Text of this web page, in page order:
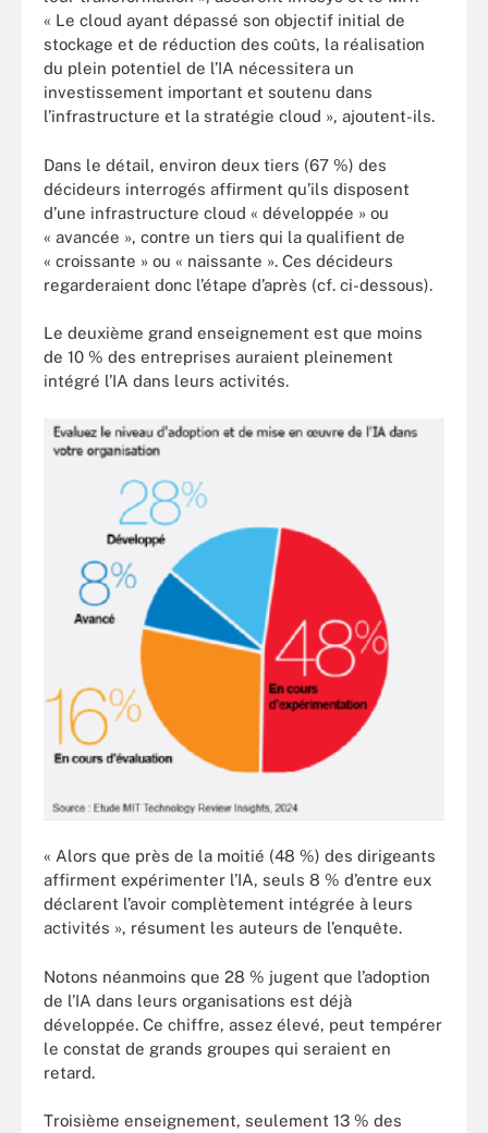
« Le cloud ayant dépassé son objectif initial de
stockage et de réduction des coûts, la réalisation
du plein potentiel de l’IA nécessitera un
investissement important et soutenu dans
l’infrastructure et la stratégie cloud », ajoutent-ils.
Dans le détail, environ deux tiers (67 %) des
décideurs interrogés affirment qu’ils disposent
d’une infrastructure cloud « développée » ou
« avancée », contre un tiers qui la qualifient de
« croissante » ou « naissante ». Ces décideurs
regarderaient donc l’étape d’après (cf. ci-dessous).
Le deuxième grand enseignement est que moins
de 10 % des entreprises auraient pleinement
intégré l’IA dans leurs activités.
« Alors que près de la moitié (48 %) des dirigeants
affirment expérimenter l’IA, seuls 8 % d’entre eux
déclarent l’avoir complètement intégrée à leurs
activités », résument les auteurs de l’enquête.
Notons néanmoins que 28 % jugent que l’adoption
de l’IA dans leurs organisations est déjà
développée. Ce chiffre, assez élevé, peut tempérer
le constat de grands groupes qui seraient en
retard.
Troisième enseignement, seulement 13 % des